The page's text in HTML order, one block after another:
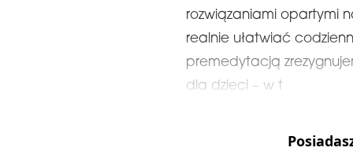
rozwiązaniami opartymi
realnie ułatwiać
premedytacją
dla dzieci – w t